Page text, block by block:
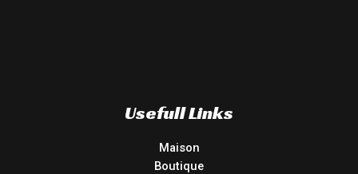
Usefull Links
Maison
Boutique